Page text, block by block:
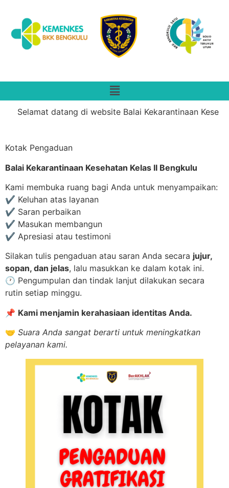
Selamat datang di website Balai Kekarantinaan
Kotak Pengaduan
Balai Kekarantinaan Kesehatan Kelas II Bengkulu
Kami membuka ruang bagi Anda untuk menyampaikan:
✔️ Keluhan atas layanan
✔️ Saran perbaikan
✔️ Masukan membangun
✔️ Apresiasi atau testimoni
Silakan tulis pengaduan atau saran Anda secara jujur,
sopan, dan jelas, lalu masukkan ke dalam kotak ini.
🕐 Pengumpulan dan tindak lanjut dilakukan secara
rutin setiap minggu.
📌 Kami menjamin kerahasiaan identitas Anda.
🤝 Suara Anda sangat berarti untuk meningkatkan
pelayanan kami.